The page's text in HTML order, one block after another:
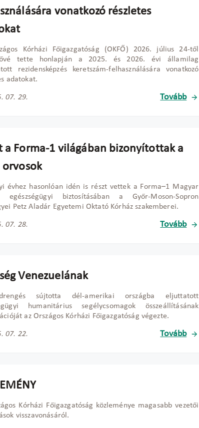
vonatkozó részletes
Kórházi Főigazgatóság (OKFŐ) 2026. július 24-től
tette honlapján a 2025. és 2026. évi államilag
rezidensképzés keretszám-felhasználására vonatkozó
adatokat.
07. 29. Tovább
a Forma-1 világában bizonyítottak a
évhez hasonlóan idén is részt vettek a Forma–1 Magyar
egészségügyi biztosításában a Győr-Moson-Sopron
Petz Aladár Egyetemi Oktató Kórház szakemberei.
07. 28. Tovább
Venezuelának
sújtotta dél-amerikai országba eljuttatott
humanitárius segélycsomagok összeállításának
az Országos Kórházi Főigazgatóság végezte.
07. 22. Tovább
Kórházi Főigazgatóság közleménye magasabb vezetői
visszavonásáról.